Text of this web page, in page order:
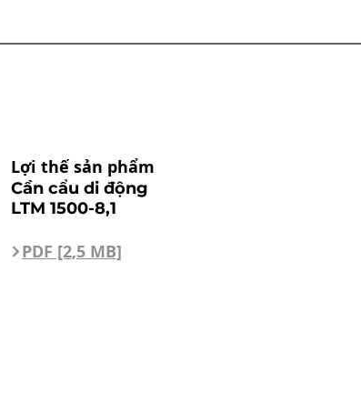
Lợi thế sản phẩm
Cần cẩu di động
LTM 1500-8,1
PDF [2,5 MB]